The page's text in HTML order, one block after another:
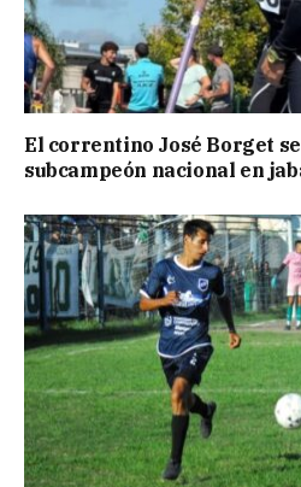
El correntino José Borget
subcampeón nacional en